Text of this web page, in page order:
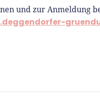
und zur Anmeldung